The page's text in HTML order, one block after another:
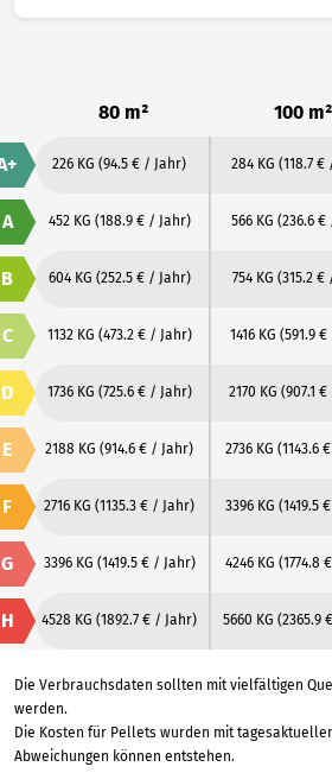
80 m² 100 m²
226 KG (94.5 € / Jahr) 284 KG (118.7 €
A 452 KG (188.9 € / Jahr) 566 KG (236.6 €
B 604 KG (252.5 € / Jahr) 754 KG (315.2 €
C 1132 KG (473.2 € / Jahr) 1416 KG (591.9
D 1736 KG (725.6 € / Jahr) 2170 KG (907.1
E 2188 KG (914.6 € / Jahr) 2736 KG (1143.6
F 2716 KG (1135.3 € / Jahr) 3396 KG (1419.5
G 3396 KG (1419.5 € / Jahr) 4246 KG (1774.8
H 4528 KG (1892.7 € / Jahr) 5660 KG (2365.9
Die Verbrauchsdaten sollten mit vielfältigen
werden.
Die Kosten für Pellets wurden mit
Abweichungen können entstehen.